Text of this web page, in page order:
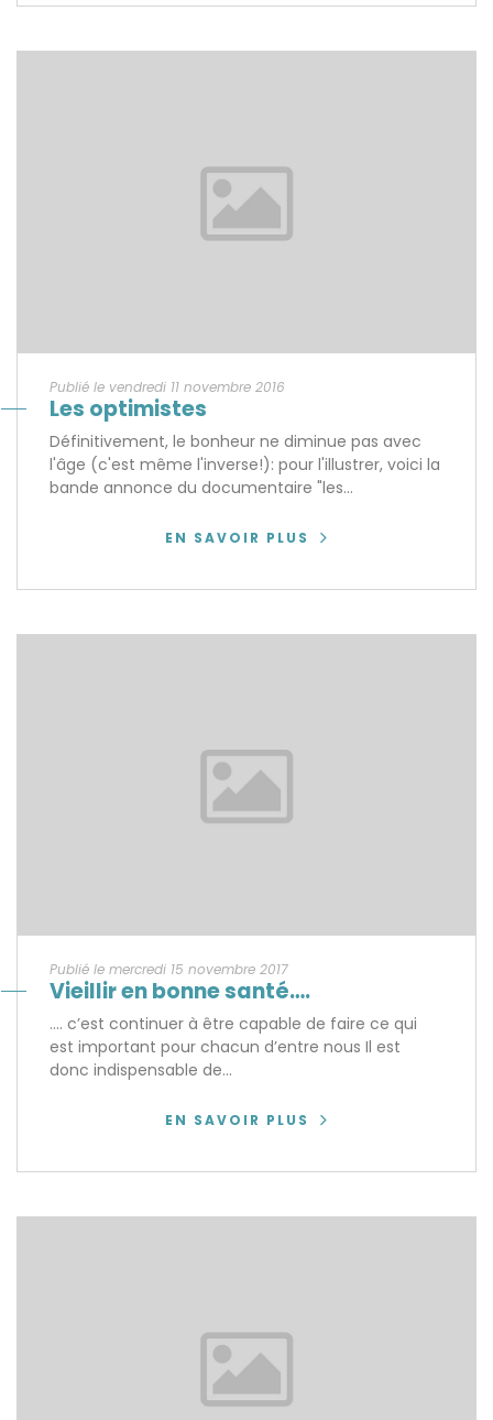
Publié le vendredi 11 novembre 2016
Les optimistes
Définitivement, le bonheur ne diminue pas avec
l'âge (c'est même l'inverse!): pour l'illustrer, voici la
bande annonce du documentaire "les...
EN SAVOIR PLUS
Publié le mercredi 15 novembre 2017
Vieillir en bonne santé….
.... c’est continuer à être capable de faire ce qui
est important pour chacun d’entre nous Il est
donc indispensable de...
EN SAVOIR PLUS